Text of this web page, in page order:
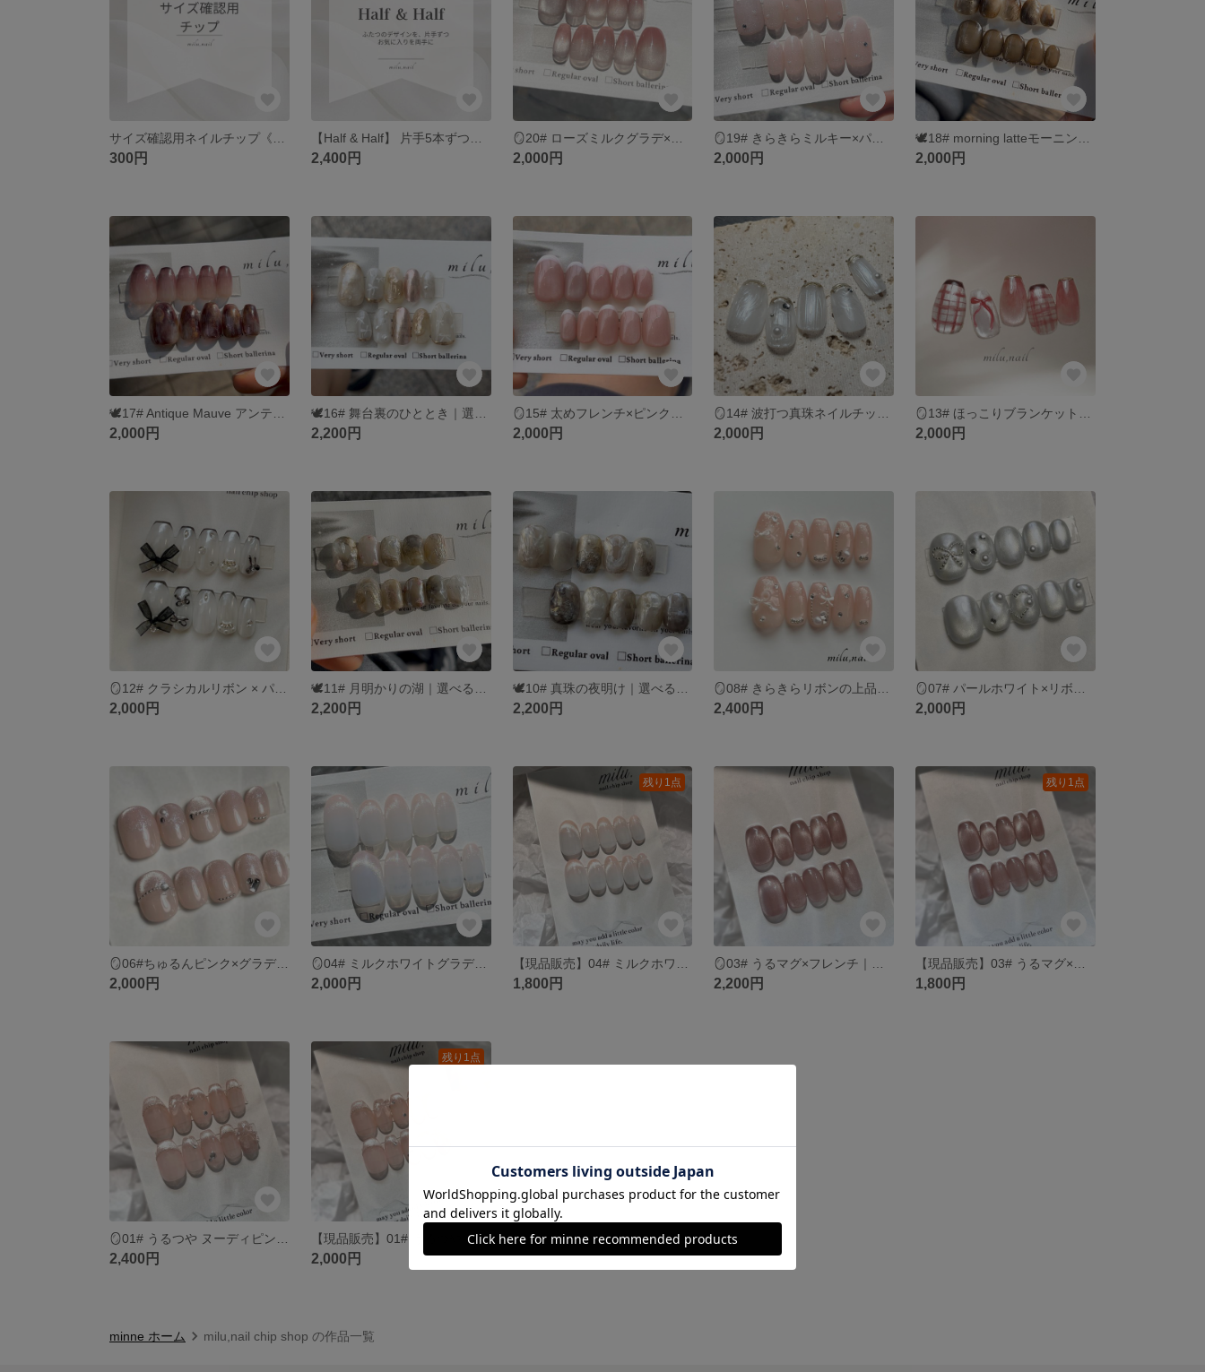
300円 2,400円 2,000円 2,000円 2,000円
2,000円 2,200円 2,000円 2,000円 2,000円
2,000円 2,200円 2,200円 2,400円 2,000円
2,000円
🪞04# ミルクホワイトグラデーション×マグネットフレンチ｜選べるチップ種類＆無料ラッピング
2,000円
残り1点
1,800円 2,200円
残り1点
1,800円
2,400円
残り1点
【現品販売】01# うるつや ヌーディピンク×マグネットフレンチ｜ワンポイントビジュー付 ネイルチップ
2,000円
minne ホーム milu,nail chip shop の作品一覧